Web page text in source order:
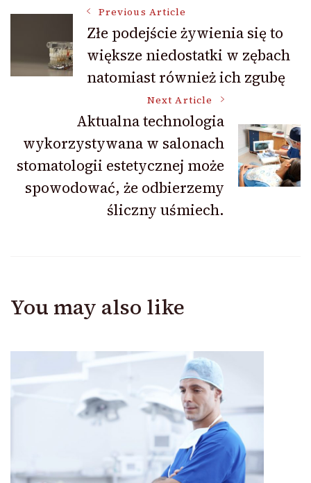
Post
Navigation
Previous Article
Złe podejście żywienia się to
większe niedostatki w zębach
natomiast również ich zgubę
Next Article
Aktualna technologia
wykorzystywana w salonach
stomatologii estetycznej może
spowodować, że odbierzemy
śliczny uśmiech.
You may also like